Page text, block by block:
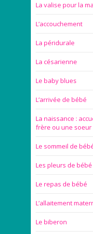
La valise pour la
L’accouchement
La péridurale
La césarienne
Le baby blues
L’arrivée de bébé
La naissance :
frère ou une soeur
Le sommeil de
Les pleurs de bébé
Le repas de bébé
L’allaitement
Le biberon